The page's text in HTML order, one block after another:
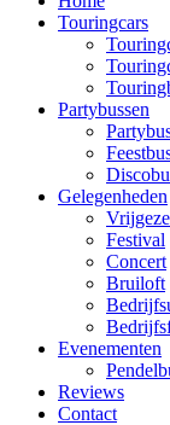
Touringcars
Partybussen
Gelegenheden
Festival
Concert
Bruiloft
Evenementen
Reviews
Contact